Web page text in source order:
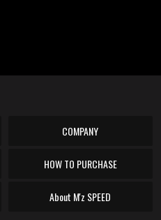
COMPANY
HOW TO PURCHASE
About M'z SPEED